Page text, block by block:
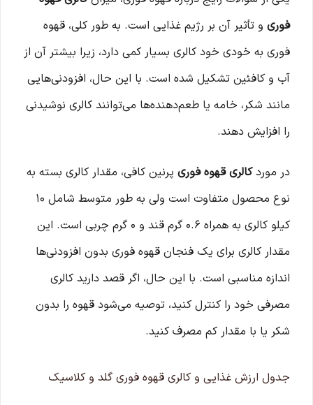
فوری و تأثیر آن بر رژیم غذایی است. به طور کلی، قهوه
فوری به خودی خود کالری بسیار کمی دارد، زیرا بیشتر آن از
آب و کافئین تشکیل شده است. با این حال، افزودنی‌هایی
مانند شکر، خامه یا طعم‌دهنده‌ها می‌توانند کالری نوشیدنی
را افزایش دهند.
در موردکالری قهوه فوری پرنین کافی، مقدار کالری بسته به
نوع محصول متفاوت است ولی به طور متوسط شامل ۱۰
کیلو کالری به همراه ۰.۶ گرم قند و ۰ گرم چربی است. این
مقدار کالری برای یک فنجان قهوه فوری بدون افزودنی‌ها
اندازه مناسبی است. با این حال، اگر قصد دارید کالری
مصرفی خود را کنترل کنید، توصیه می‌شود قهوه را بدون
شکر یا با مقدار کم مصرف کنید.
جدول ارزش غذایی و کالری قهوه فوری گلد و کلاسیک